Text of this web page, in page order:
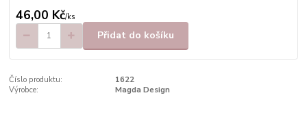
46,00 Kč/ks
Přidat do košíku
Číslo produktu:
1622
Výrobce:
Magda Design